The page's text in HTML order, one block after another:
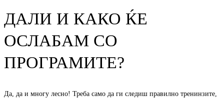
ДАЛИ И КАКО ЌЕ
ОСЛАБАМ СО
ПРОГРАМИТЕ?
Да, да и многу лесно! Треба само да ги следиш правилно тренинзите,